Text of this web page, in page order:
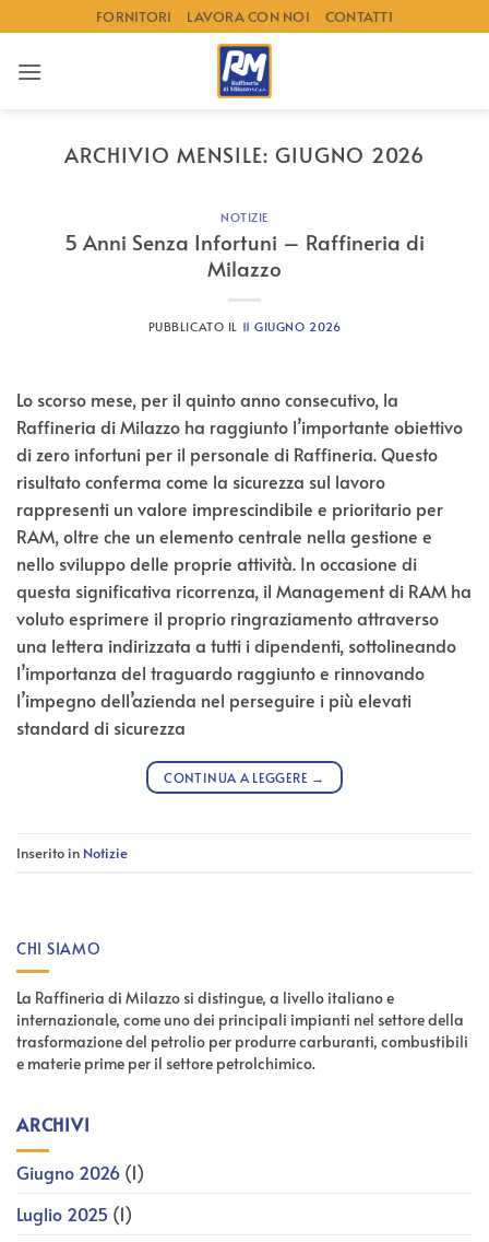
ai
contenuti
FORNITORI LAVORA CON NOI CONTATTI
ARCHIVIO MENSILE: GIUGNO 2026
NOTIZIE
5 Anni Senza Infortuni – Raffineria di
Milazzo
PUBBLICATO IL 11 GIUGNO 2026
Lo scorso mese, per il quinto anno consecutivo, la
Raffineria di Milazzo ha raggiunto l’importante obiettivo
di zero infortuni per il personale di Raffineria. Questo
risultato conferma come la sicurezza sul lavoro
rappresenti un valore imprescindibile e prioritario per
RAM, oltre che un elemento centrale nella gestione e
nello sviluppo delle proprie attività. In occasione di
questa significativa ricorrenza, il Management di RAM ha
voluto esprimere il proprio ringraziamento attraverso
una lettera indirizzata a tutti i dipendenti, sottolineando
l’importanza del traguardo raggiunto e rinnovando
l’impegno dell’azienda nel perseguire i più elevati
standard di sicurezza
CONTINUA A LEGGERE →
Inserito in Notizie
CHI SIAMO
La Raffineria di Milazzo si distingue, a livello italiano e
internazionale, come uno dei principali impianti nel settore della
trasformazione del petrolio per produrre carburanti, combustibili
e materie prime per il settore petrolchimico.
ARCHIVI
Giugno 2026 (1)
Luglio 2025 (1)